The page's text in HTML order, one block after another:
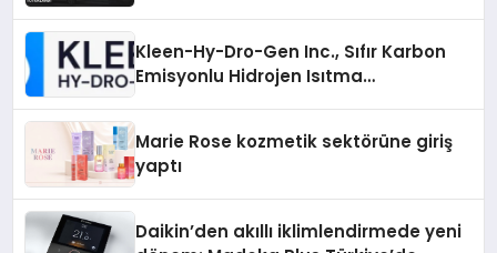
Kleen-Hy-Dro-Gen Inc., Sıfır Karbon
Emisyonlu Hidrojen Isıtma
Marie Rose kozmetik sektörüne giriş
yaptı
Daikin’den akıllı iklimlendirmede yeni